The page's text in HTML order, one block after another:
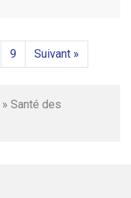
9 Suivant »
» Santé des